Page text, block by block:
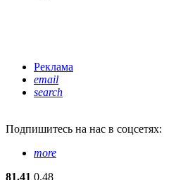
Реклама
email
search
Подпишитесь на нас в соцсетях:
more
81.41 0.48